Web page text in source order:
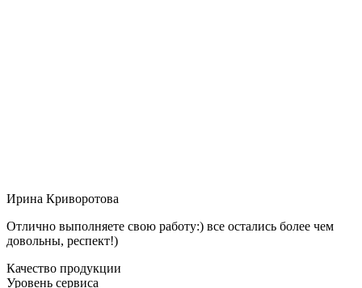
Ирина Криворотова
Отлично выполняете свою работу:) все остались более чем
довольны, респект!)
Качество продукции
Уровень сервиса